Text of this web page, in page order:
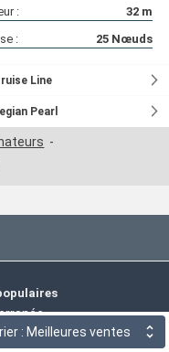
: Meilleures ventes
: 32 m
: 25 Nœuds
Line
Pearl
Grecques